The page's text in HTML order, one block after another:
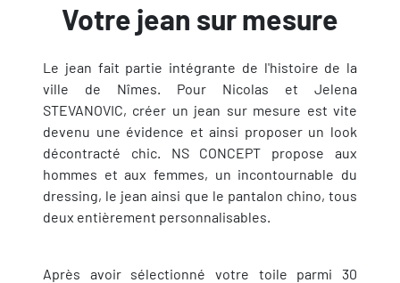
Votre jean sur mesure
Le jean fait partie intégrante de l'histoire de la
ville de Nîmes. Pour Nicolas et Jelena
STEVANOVIC, créer un jean sur mesure est vite
devenu une évidence et ainsi proposer un look
décontracté chic. NS CONCEPT propose aux
hommes et aux femmes, un incontournable du
dressing, le jean ainsi que le pantalon chino, tous
deux entièrement personnalisables.
Après avoir sélectionné votre toile parmi 30